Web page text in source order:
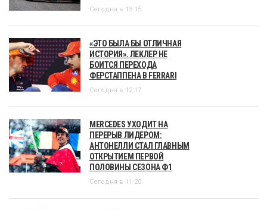
Сегодня в 13:15
«ЭТО БЫЛА БЫ ОТЛИЧНАЯ
ИСТОРИЯ». ЛЕКЛЕР НЕ
БОИТСЯ ПЕРЕХОДА
ФЕРСТАППЕНА В FERRARI
Сегодня в 12:17
MERCEDES УХОДИТ НА
ПЕРЕРЫВ ЛИДЕРОМ:
АНТОНЕЛЛИ СТАЛ ГЛАВНЫМ
ОТКРЫТИЕМ ПЕРВОЙ
ПОЛОВИНЫ СЕЗОНА Ф1
Сегодня в 11:20